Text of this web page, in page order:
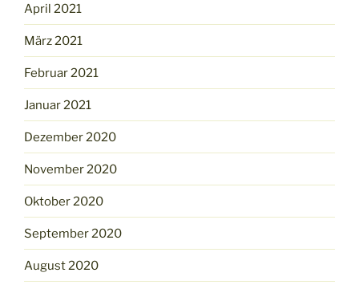
April 2021
März 2021
Februar 2021
Januar 2021
Dezember 2020
November 2020
Oktober 2020
September 2020
August 2020